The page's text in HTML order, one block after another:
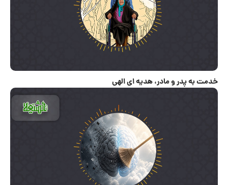
خدمت به پدر و مادر، هدیه ای الهی